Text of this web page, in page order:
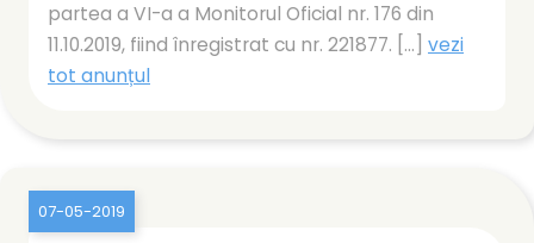
partea a VI-a a Monitorul Oficial nr. 176 din
11.10.2019, fiind înregistrat cu nr. 221877. [...] vezi
tot anunțul
07-05-2019